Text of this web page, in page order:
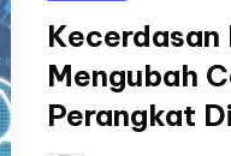
Kecerdasan
Mengubah
Perangkat